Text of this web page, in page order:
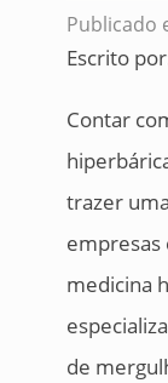
Publicado
Escrito
Contar
trazer
empresas
medicina
de